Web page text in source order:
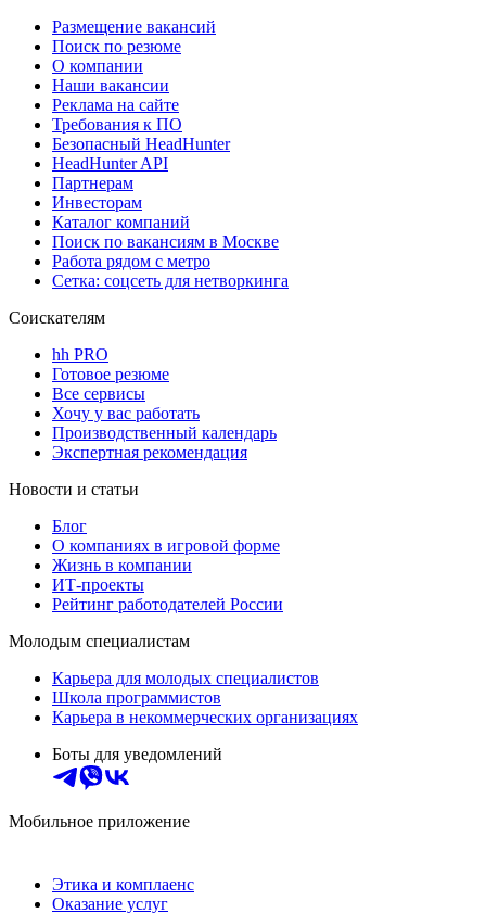
Размещение вакансий
Поиск по резюме
О компании
Наши вакансии
Реклама на сайте
Требования к ПО
Безопасный HeadHunter
HeadHunter API
Партнерам
Инвесторам
Каталог компаний
Поиск по вакансиям в Москве
Работа рядом с метро
Сетка: соцсеть для нетворкинга
Соискателям
hh PRO
Готовое резюме
Все сервисы
Хочу у вас работать
Производственный календарь
Экспертная рекомендация
Новости и статьи
Блог
О компаниях в игровой форме
Жизнь в компании
ИТ-проекты
Рейтинг работодателей России
Молодым специалистам
Карьера для молодых специалистов
Школа программистов
Карьера в некоммерческих организациях
Боты для уведомлений
Мобильное приложение
Этика и комплаенс
Оказание услуг